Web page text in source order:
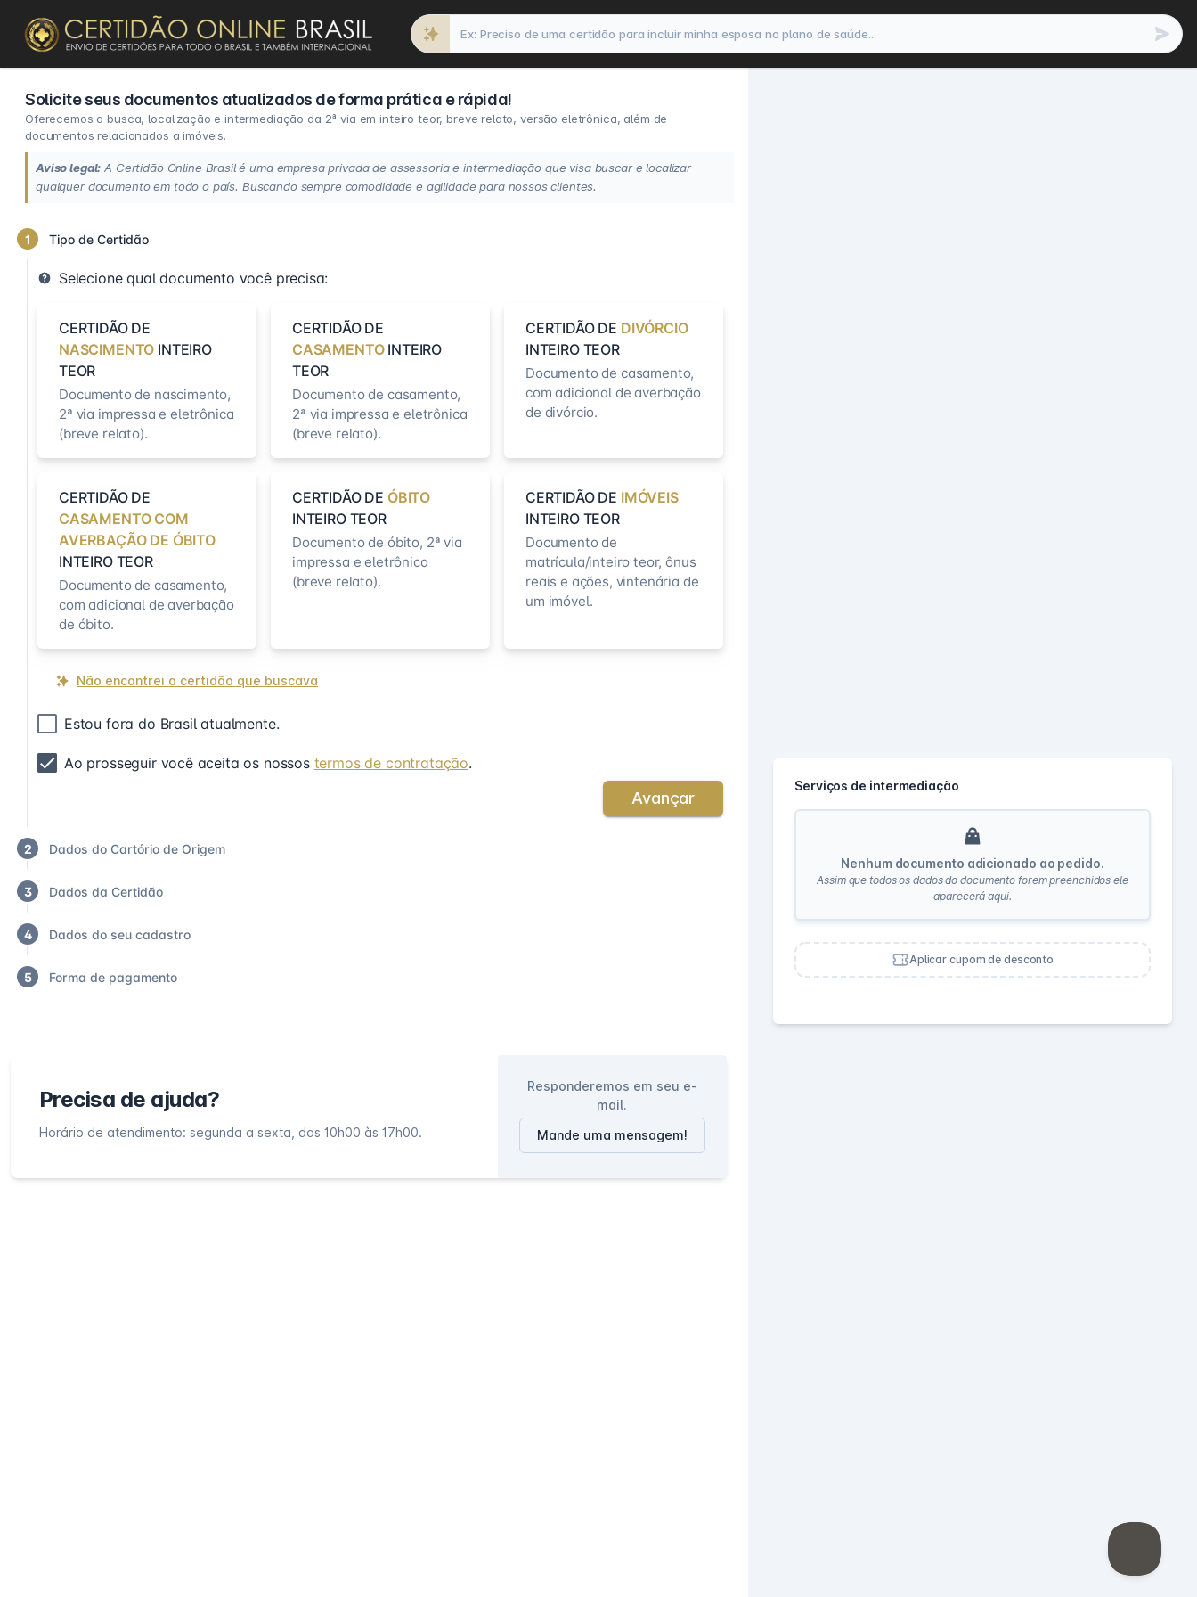
Solicite seus documentos atualizados de forma prática e rápida!
Oferecemos a busca, localização e intermediação da 2ª via em inteiro teor, breve relato, versão eletrônica, além de
documentos relacionados a imóveis.
Aviso legal: A Certidão Online Brasil é uma empresa privada de assessoria e intermediação que visa buscar e localizar
qualquer documento em todo o país. Buscando sempre comodidade e agilidade para nossos clientes.
1 Tipo de Certidão
Selecione qual documento você precisa:
CERTIDÃO DE
NASCIMENTO INTEIRO
TEOR
Documento de nascimento,
2ª via impressa e eletrônica
(breve relato).
CERTIDÃO DE
CASAMENTOINTEIRO
TEOR
Documento de casamento,
2ª via impressa e eletrônica
(breve relato).
CERTIDÃO DE DIVÓRCIO
INTEIRO TEOR
Documento de casamento,
com adicional de averbação
de divórcio.
CERTIDÃO DE
CASAMENTO COM
AVERBAÇÃO DE ÓBITO
INTEIRO TEOR
Documento de casamento,
com adicional de averbação
de óbito.
CERTIDÃO DE ÓBITO
INTEIRO TEOR
Documento de óbito, 2ª via
impressa e eletrônica
(breve relato).
CERTIDÃO DE IMÓVEIS
INTEIRO TEOR
Documento de
matrícula/inteiro teor, ônus
reais e ações, vintenária de
um imóvel.
Não encontrei a certidão que buscava
Estou fora do Brasil atualmente.
Ao prosseguir você aceita os nossos termos de contratação.
Avançar
2 Dados do Cartório de Origem
3 Dados da Certidão
4 Dados do seu cadastro
5 Forma de pagamento
Precisa de ajuda?
Horário de atendimento: segunda a sexta, das 10h00 às 17h00.
Responderemos em seu e-
mail.
Mande uma mensagem!
Serviços de intermediação
Nenhum documento adicionado ao pedido.
Assim que todos os dados do documento forem preenchidos ele
aparecerá aqui.
Aplicar cupom de desconto